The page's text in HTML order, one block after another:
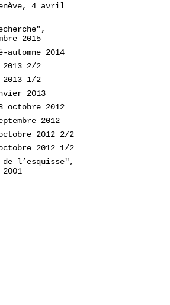
4 avril
2015
2014
2/2
1/2
2013
octobre 2012
2012
2012 2/2
2012 1/2
de l’esquisse",